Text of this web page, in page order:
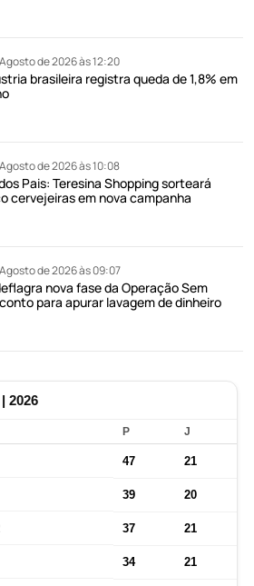
de 2026 às 12:20
brasileira registra queda de 1,8% em
de 2026 às 10:08
Pais: Teresina Shopping sorteará
cervejeiras em nova campanha
de 2026 às 09:07
nova fase da Operação Sem
para apurar lavagem de dinheiro